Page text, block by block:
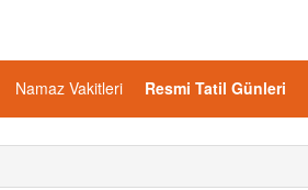
Namaz Vakitleri Resmi Tatil Günleri